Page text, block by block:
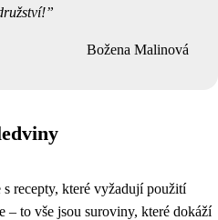
Božena Malinová
recepty, které vyžadují použití
– to vše jsou suroviny, které dokáží